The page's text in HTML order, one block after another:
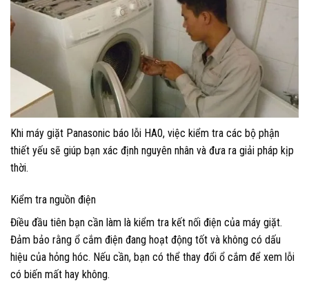
Khi máy giặt Panasonic báo lỗi HA0, việc kiểm tra các bộ phận
thiết yếu sẽ giúp bạn xác định nguyên nhân và đưa ra giải pháp kịp
thời.
Kiểm tra nguồn điện
Điều đầu tiên bạn cần làm là kiểm tra kết nối điện của máy giặt.
Đảm bảo rằng ổ cắm điện đang hoạt động tốt và không có dấu
hiệu của hỏng hóc. Nếu cần, bạn có thể thay đổi ổ cắm để xem lỗi
có biến mất hay không.